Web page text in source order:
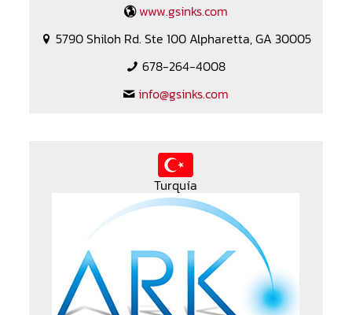
www.gsinks.com
5790 Shiloh Rd. Ste 100 Alpharetta, GA 30005
678-264-4008
info@gsinks.com
Turquía